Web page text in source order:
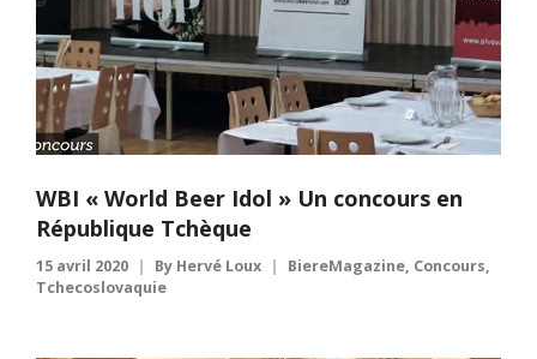
WBI « World Beer Idol » Un concours en
République Tchèque
15 avril 2020 By Hervé Loux BiereMagazine, Concours,
Tchecoslovaquie